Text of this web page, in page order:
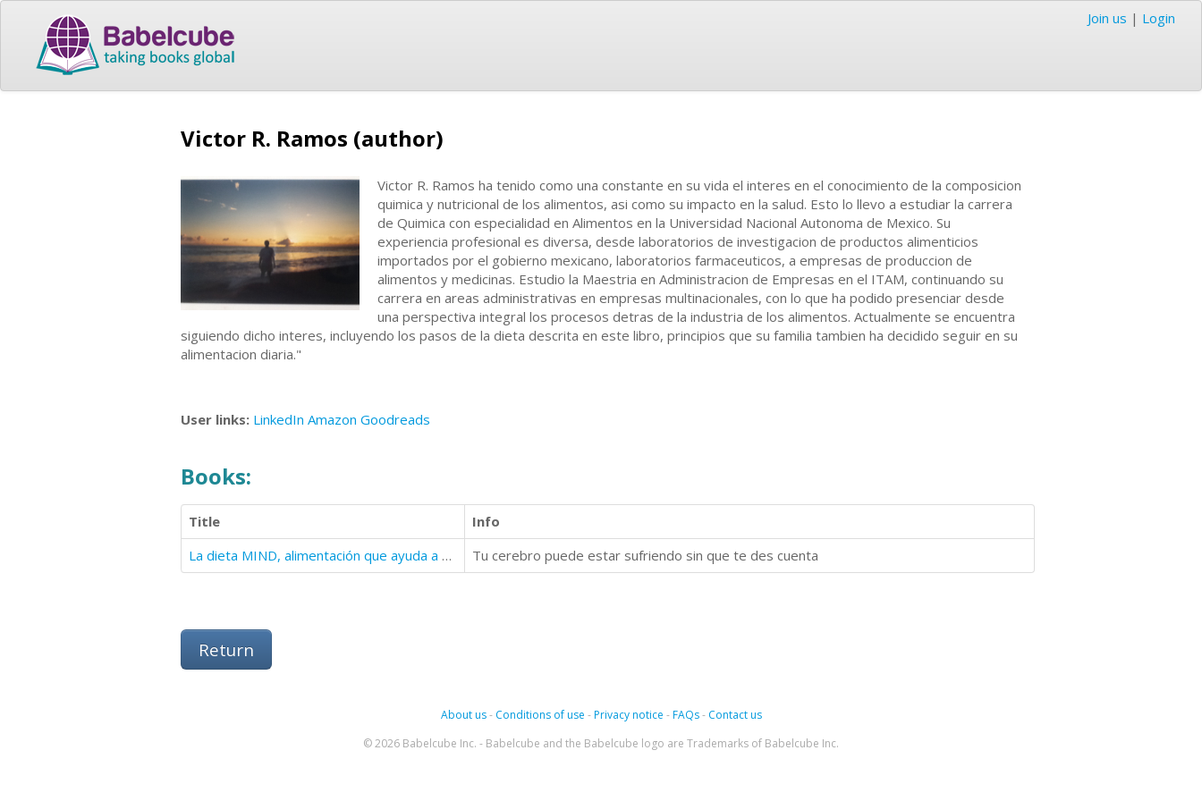
Join us | Login
Victor R. Ramos (author)
Victor R. Ramos ha tenido como una constante en su vida el interes en el conocimiento de la composicion
quimica y nutricional de los alimentos, asi como su impacto en la salud. Esto lo llevo a estudiar la carrera
de Quimica con especialidad en Alimentos en la Universidad Nacional Autonoma de Mexico. Su
experiencia profesional es diversa, desde laboratorios de investigacion de productos alimenticios
importados por el gobierno mexicano, laboratorios farmaceuticos, a empresas de produccion de
alimentos y medicinas. Estudio la Maestria en Administracion de Empresas en el ITAM, continuando su
carrera en areas administrativas en empresas multinacionales, con lo que ha podido presenciar desde
una perspectiva integral los procesos detras de la industria de los alimentos. Actualmente se encuentra
siguiendo dicho interes, incluyendo los pasos de la dieta descrita en este libro, principios que su familia tambien ha decidido seguir en su
alimentacion diaria."
User links: LinkedIn Amazon Goodreads
Books:
Title
Info
La dieta MIND, alimentación que ayuda a prevenir la enfermedad de Alzheimer
Tu cerebro puede estar sufriendo sin que te des cuenta
Return
About us- Conditions of use -Privacy notice -FAQs- Contact us
© 2026 Babelcube Inc. - Babelcube and the Babelcube logo are Trademarks of Babelcube Inc.